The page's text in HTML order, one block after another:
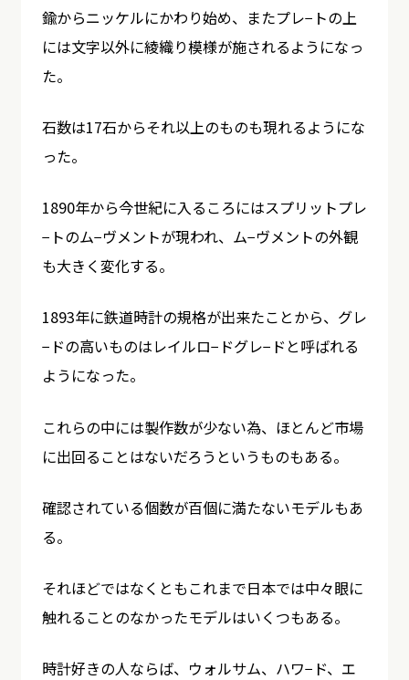
鍮からニッケルにかわり始め、またプレ−トの上
には文字以外に綾織り模様が施されるようになっ
た。
石数は17石からそれ以上のものも現れるようにな
った。
1890年から今世紀に入るころにはスプリットプレ
−トのム−ヴメントが現われ、ム−ヴメントの外観
も大きく変化する。
1893年に鉄道時計の規格が出来たことから、グレ
−ドの高いものはレイルロ−ドグレ−ドと呼ばれる
ようになった。
これらの中には製作数が少ない為、ほとんど市場
に出回ることはないだろうというものもある。
確認されている個数が百個に満たないモデルもあ
る。
それほどではなくともこれまで日本では中々眼に
触れることのなかったモデルはいくつもある。
時計好きの人ならば、ウォルサム、ハワ−ド、エ